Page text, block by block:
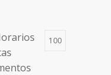
100